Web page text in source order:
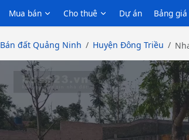
Mua bán Cho thuê Dự án Bảng
Bán đất Quảng Ninh Huyện Đông Triều